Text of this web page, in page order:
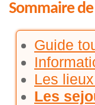
Sommaire de
Guide
Les
Les